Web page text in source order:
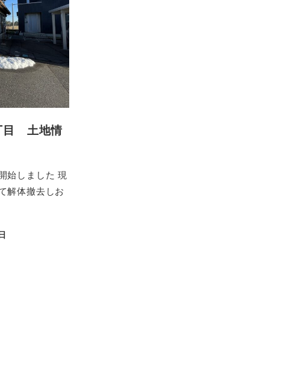
目 土地情
始しました 現
解体撤去しお